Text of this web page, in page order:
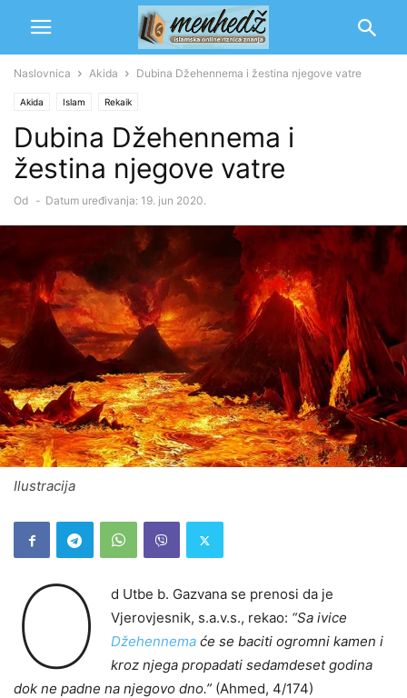
Naslovnica Akida Dubina Džehennema i žestina njegove vatre
Akida Islam Rekaik
Dubina Džehennema i
žestina njegove vatre
Od - Datum uređivanja: 19. jun 2020.
Ilustracija
O
d Utbe b. Gazvana se prenosi da je
Vjerovjesnik, s.a.v.s., rekao: “Sa ivice
Džehennema će se baciti ogromni kamen i
kroz njega propadati sedamdeset godina
dok ne padne na njegovo dno.” (Ahmed, 4/174)